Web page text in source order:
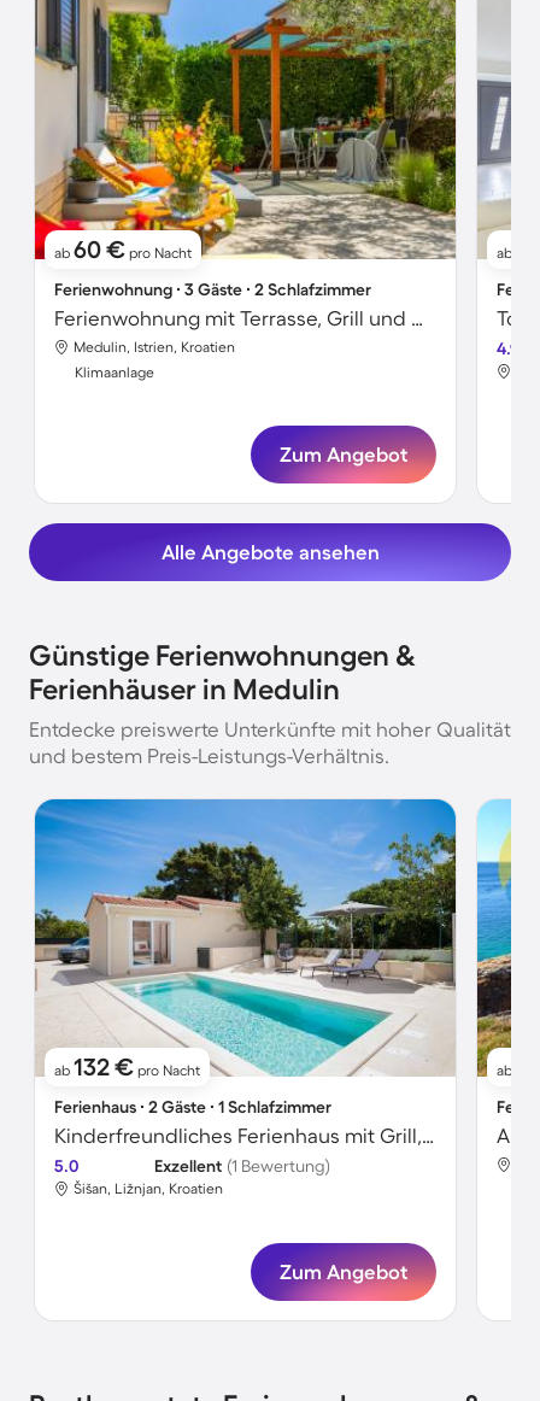
ab 60 € pro Nacht
Ferienwohnung ∙ 3 Gäste ∙ 2 Schlafzimmer
Ferienwohnung mit Terrasse, Grill und Garten
Medulin, Istrien, Kroatien
Klimaanlage
Zum Angebot
ab
4.9
Alle Angebote ansehen
Günstige Ferienwohnungen &
Ferienhäuser in Medulin
Entdecke preiswerte Unterkünfte mit hoher Qualität
und bestem Preis-Leistungs-Verhältnis.
ab 132 € pro Nacht
Ferienhaus ∙ 2 Gäste ∙ 1 Schlafzimmer
Kinderfreundliches Ferienhaus mit Grill, Pool und Terrasse
5.0 Exzellent (1 Bewertung)
Šišan, Ližnjan, Kroatien
Zum Angebot
ab